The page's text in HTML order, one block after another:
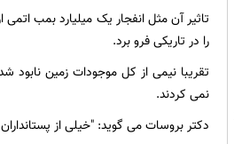
تاثیر آن مثل انفجار یک میلیارد بمب
را در تاریکی فرو برد.
تقریبا نیمی از کل موجودات زمین نابود
نمی کردند.
دکتر بروسات می گوید: "خیلی از